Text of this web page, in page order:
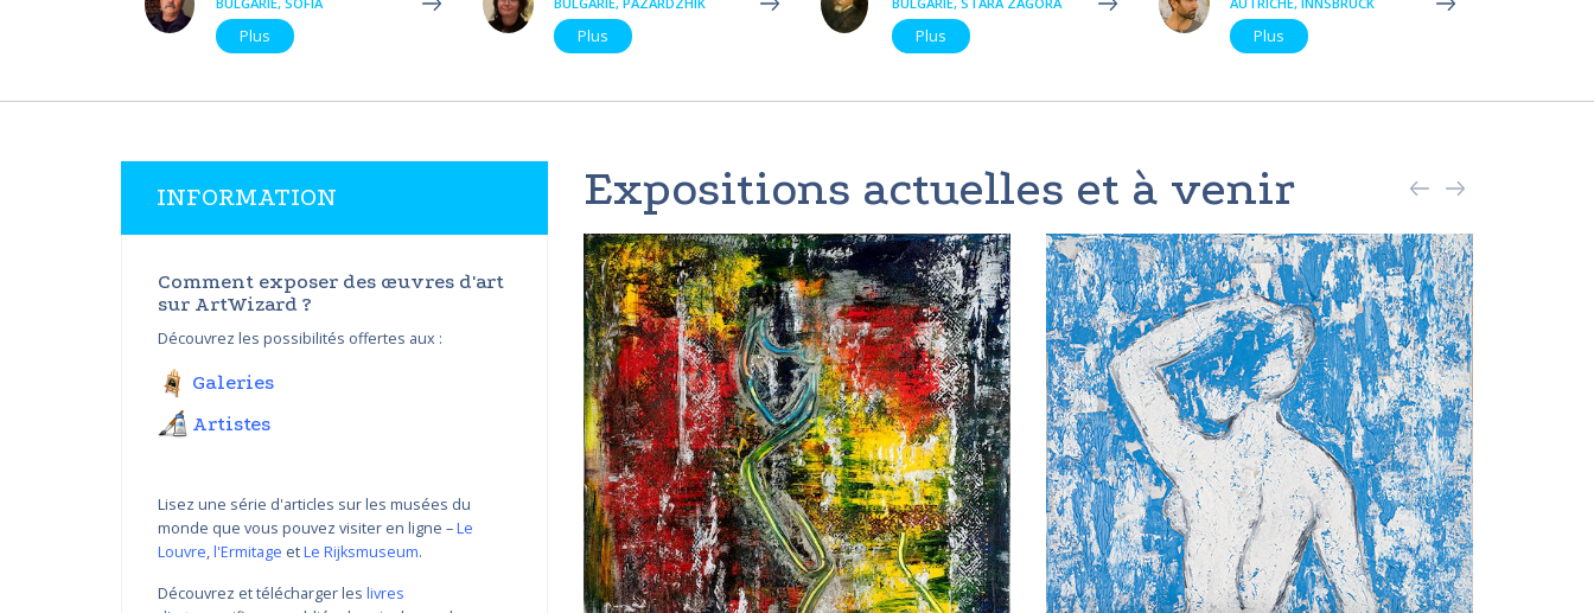
Plus Plus Plus Plus
INFORMATION
Comment exposer des œuvres d'art
sur ArtWizard ?
Découvrez les possibilités offertes aux :
Galeries
Artistes
Lisez une série d'articles sur les musées du
monde que vous pouvez visiter en ligne –Le
Louvre,l'Ermitage etLe Rijksmuseum.
Découvrez et télécharger les livres
Expositions actuelles et à venir